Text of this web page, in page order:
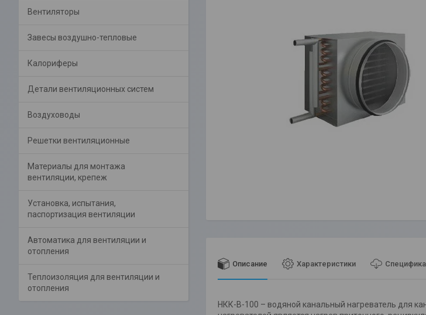
Описание Характеристики
НКК-В-100 – водяной канальный нагреватель для
Вентиляторы
Завесы воздушно-тепловые
Калориферы
Детали вентиляционных систем
Воздуховоды
Решетки вентиляционные
Материалы для монтажа
вентиляции, крепеж
Установка, испытания,
паспортизация вентиляции
Автоматика для вентиляции и
отопления
Теплоизоляция для вентиляции и
отопления